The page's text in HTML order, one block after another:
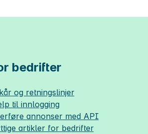
bedrifter
og retningslinjer
til innlogging
annonser med API
artikler for bedrifter